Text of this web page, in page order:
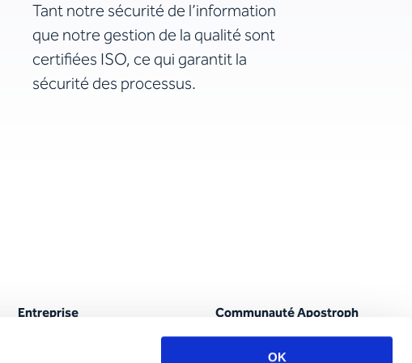
OK
Tant notre sécurité de l’information
que notre gestion de la qualité sont
certifiées ISO, ce qui garantit la
sécurité des processus.
Entreprise Communauté Apostroph